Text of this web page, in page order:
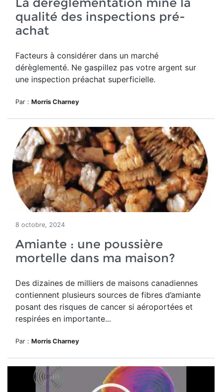
qualité des inspections pré-
achat
Facteurs à considérer dans un marché
dérèglementé. Ne gaspillez pas votre argent sur
une inspection préachat superficielle.
Par : Morris Charney
8 octobre, 2024
Amiante : une poussière
mortelle dans ma maison?
Des dizaines de milliers de maisons canadiennes
contiennent plusieurs sources de fibres d’amiante
posant des risques de cancer si aéroportées et
respirées en importante...
Par : Morris Charney